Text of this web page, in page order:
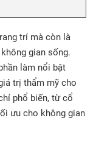
trí mà còn là
gian sống.
làm nổi bật
trị thẩm mỹ cho
phổ biến, từ cổ
ưu cho không gian